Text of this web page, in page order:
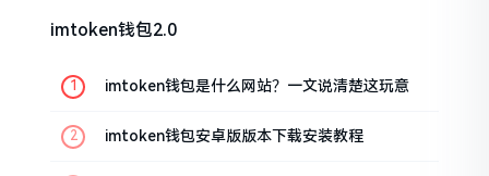
imtoken钱包2.0
imtoken钱包是什么网站？一文说清楚这玩意
imtoken钱包安卓版版本下载安装教程